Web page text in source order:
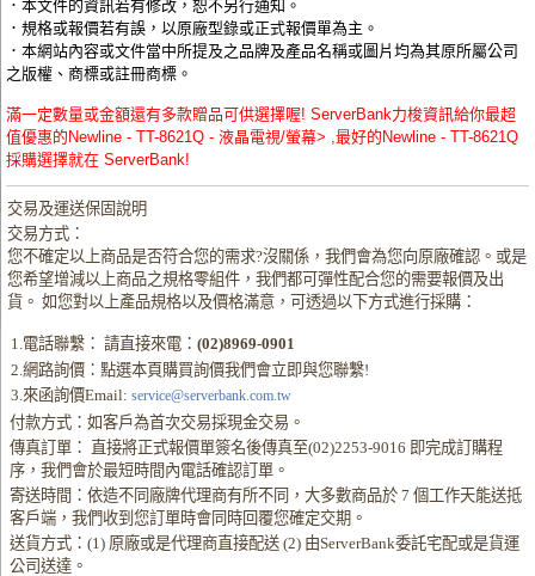
．本文件的資訊若有修改，恕不另行通知。
．規格或報價若有誤，以原廠型錄或正式報價單為主。
．本網站內容或文件當中所提及之品牌及產品名稱或圖片均為其原所屬公司
之版權、商標或註冊商標。
滿一定數量或金額還有多款贈品可供選擇喔! ServerBank力梭資訊給你最超
值優惠的Newline - TT-8621Q - 液晶電視/螢幕> ,最好的Newline - TT-8621Q
採購選擇就在 ServerBank!
交易及運送保固說明
交易方式：
您不確定以上商品是否符合您的需求?沒關係，我們會為您向原廠確認。或是
您希望增減以上商品之規格零組件，我們都可彈性配合您的需要報價及出
貨。 如您對以上產品規格以及價格滿意，可透過以下方式進行採購：
1.電話聯繫： 請直接來電：(02)8969-0901
2.網路詢價：點選本頁購買詢價我們會立即與您聯繫!
3.來函詢價Email: service@serverbank.com.tw
付款方式：如客戶為首次交易採現金交易。
傳真訂單： 直接將正式報價單簽名後傳真至(02)2253-9016 即完成訂購程
序，我們會於最短時間內電話確認訂單。
寄送時間：依造不同廠牌代理商有所不同，大多數商品於 7 個工作天能送抵
客戶端，我們收到您訂單時會同時回覆您確定交期。
送貨方式：(1) 原廠或是代理商直接配送 (2) 由ServerBank委託宅配或是貨運
公司送達。